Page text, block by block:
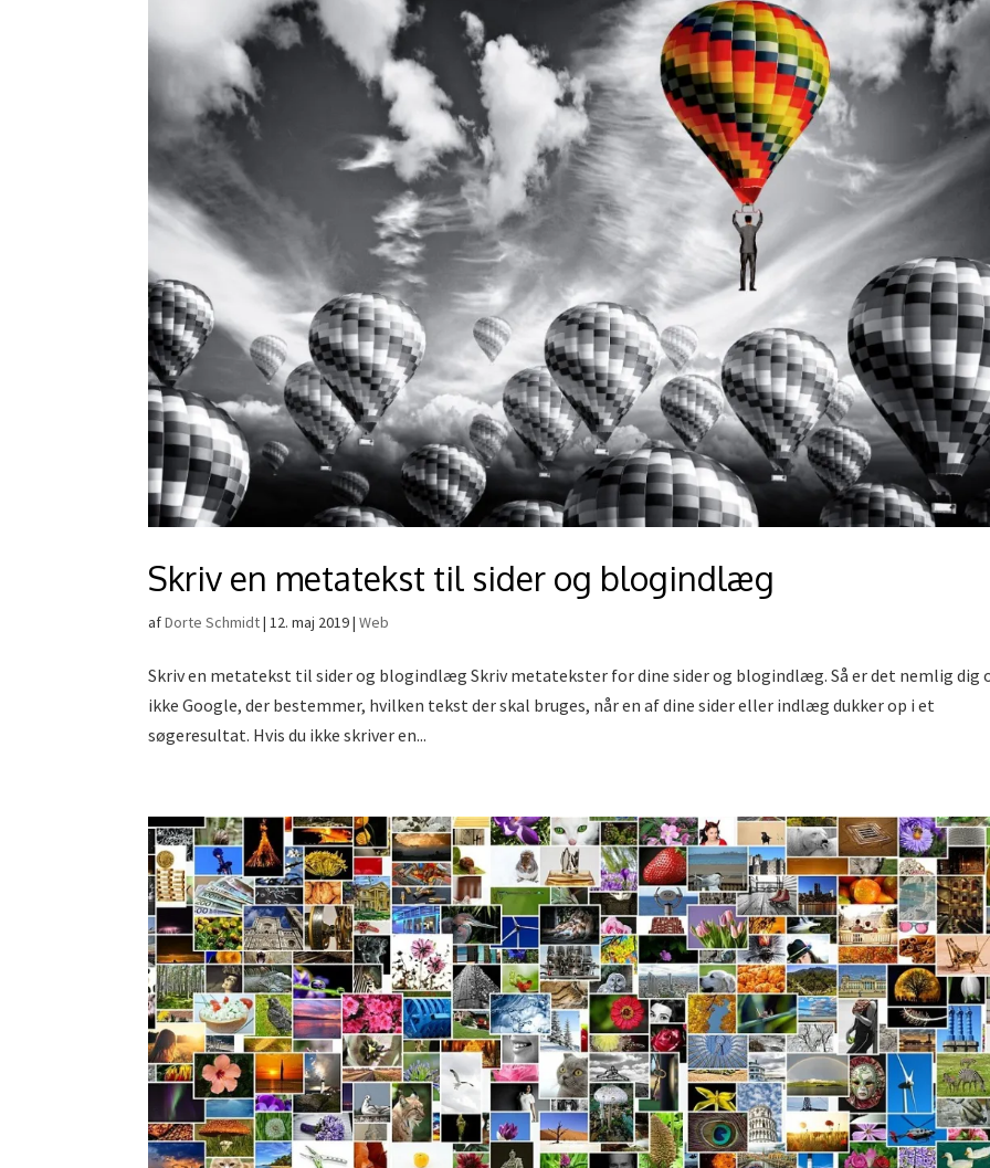
Skriv en metatekst til sider og blogindlæg
afDorte Schmidt|12. maj 2019|Web
Skriv en metatekst til sider og blogindlæg Skriv metatekster for dine sider og blogindlæg. Så er det nemlig dig
ikke Google, der bestemmer, hvilken tekst der skal bruges, når en af dine sider eller indlæg dukker op i et
søgeresultat. Hvis du ikke skriver en...